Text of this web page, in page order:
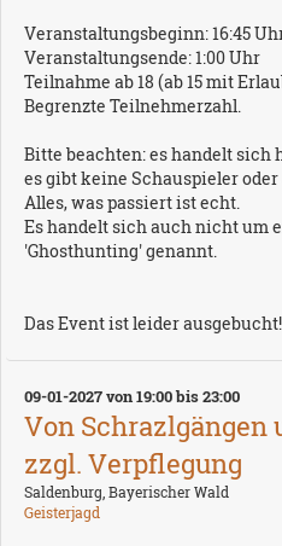
Veranstaltungsbeginn: 16:45
Veranstaltungsende: 1:00 Uhr
Teilnahme ab 18 (ab 15 mit
Begrenzte Teilnehmerzahl.
Bitte beachten: es handelt
es gibt keine Schauspieler
Alles, was passiert ist echt.
Es handelt sich auch nicht um
'Ghosthunting' genannt.
Das Event ist leider ausgebucht!
09-01-2027 von 19:00 bis 23:00
Von Schrazlgängen
zzgl. Verpflegung
Saldenburg, Bayerischer Wald
Geisterjagd